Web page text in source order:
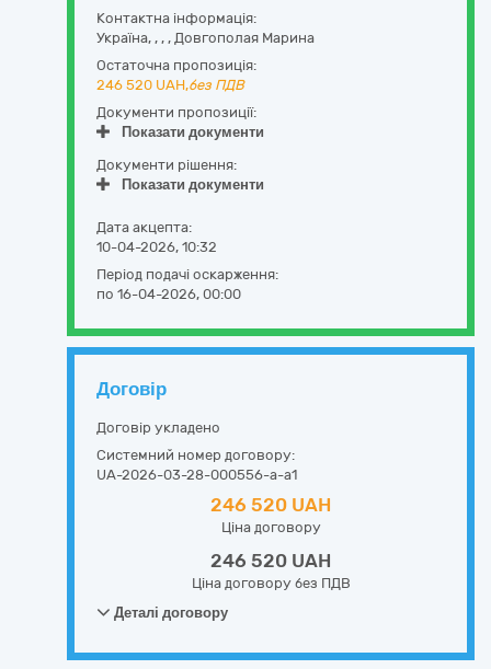
Контактна інформація:
Україна, , , , Довгополая Марина
Остаточна пропозиція:
246 520 UAH,без ПДВ
Документи пропозиції:
Показати документи
Документи рішення:
Показати документи
Дата акцепта:
10-04-2026, 10:32
Період подачі оскарження:
по 16-04-2026, 00:00
Договір
Договір укладено
Системний номер договору:
UA-2026-03-28-000556-a-a1
246 520 UAH
Ціна договору
246 520 UAH
Ціна договору без ПДВ
Деталі договору